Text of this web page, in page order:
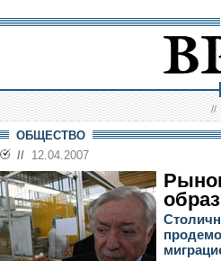
//
ОБЩЕСТВО
// 12.04.2007